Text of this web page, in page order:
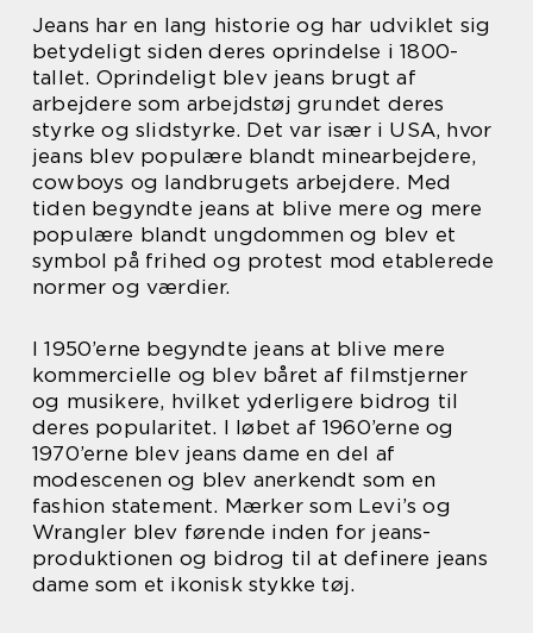
Jeans har en lang historie og har udviklet sig
betydeligt siden deres oprindelse i 1800-
tallet. Oprindeligt blev jeans brugt af
arbejdere som arbejdstøj grundet deres
styrke og slidstyrke. Det var især i USA, hvor
jeans blev populære blandt minearbejdere,
cowboys og landbrugets arbejdere. Med
tiden begyndte jeans at blive mere og mere
populære blandt ungdommen og blev et
symbol på frihed og protest mod etablerede
normer og værdier.
I 1950’erne begyndte jeans at blive mere
kommercielle og blev båret af filmstjerner
og musikere, hvilket yderligere bidrog til
deres popularitet. I løbet af 1960’erne og
1970’erne blev jeans dame en del af
modescenen og blev anerkendt som en
fashion statement. Mærker som Levi’s og
Wrangler blev førende inden for jeans-
produktionen og bidrog til at definere jeans
dame som et ikonisk stykke tøj.